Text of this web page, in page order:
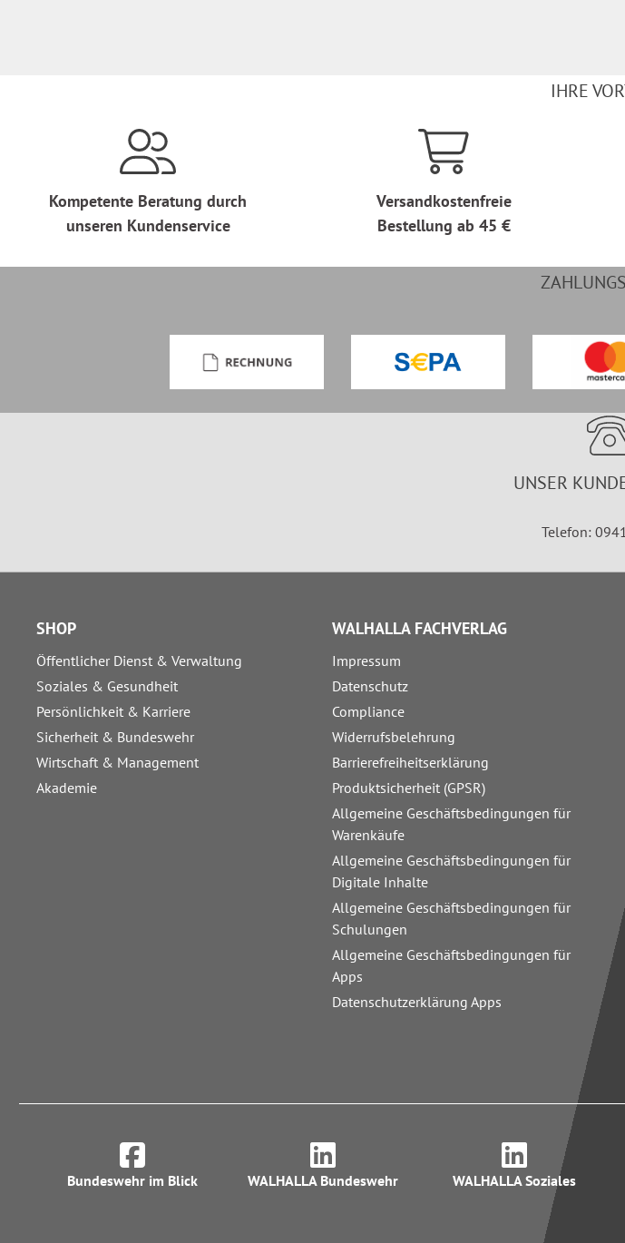
IHRE
Kompetente Beratung durch
unseren Kundenservice
Versandkostenfreie
Bestellung ab 45 €
UNSER
Telefon:
SHOP
Öffentlicher Dienst & Verwaltung
Soziales & Gesundheit
Persönlichkeit & Karriere
Sicherheit & Bundeswehr
Wirtschaft & Management
Akademie
WALHALLA FACHVERLAG
Impressum
Datenschutz
Compliance
Widerrufsbelehrung
Barrierefreiheitserklärung
Produktsicherheit (GPSR)
Allgemeine Geschäftsbedingungen für
Warenkäufe
Allgemeine Geschäftsbedingungen für
Digitale Inhalte
Allgemeine Geschäftsbedingungen für
Schulungen
Allgemeine Geschäftsbedingungen für
Apps
Datenschutzerklärung Apps
Bundeswehr im Blick WALHALLA Bundeswehr WALHALLA Soziales